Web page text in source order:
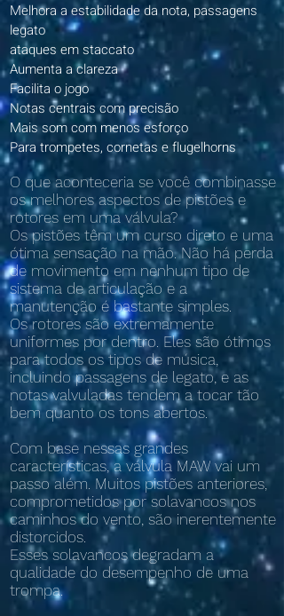
Melhora a estabilidade da nota, passagens
legato
ataques em staccato
Aumenta a clareza
Facilita o jogo
Notas centrais com precisão
Mais som com menos esforço
Para trompetes, cornetas e flugelhorns
O que aconteceria se você combinasse
os melhores aspectos de pistões e
rotores em uma válvula?
Os pistões têm um curso direto e uma
ótima sensação na mão. Não há perda
de movimento em nenhum tipo de
sistema de articulação e a
manutenção é bastante simples.
Os rotores são extremamente
uniformes por dentro. Eles são ótimos
para todos os tipos de música,
incluindo passagens de legato, e as
notas valvuladas tendem a tocar tão
bem quanto os tons abertos.
Com base nessas grandes
características, a válvula MAW vai um
passo além. Muitos pistões anteriores,
comprometidos por solavancos nos
caminhos do vento, são inerentemente
distorcidos.
Esses solavancos degradam a
qualidade do desempenho de uma
trompa.